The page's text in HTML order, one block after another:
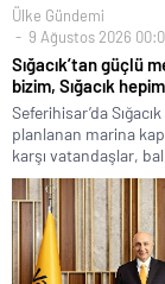
Ülke Gündemi
9 Ağustos 2026
Sığacık’tan güçlü
bizim, Sığacık
Seferihisar’da
planlanan marina
karşı vatandaşlar,